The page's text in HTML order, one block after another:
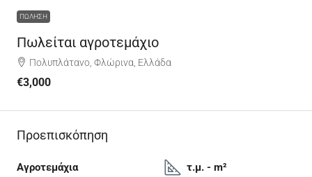
ΠΏΛΗΣΗ
Πωλείται αγροτεμάχιο
Πολυπλάτανο, Φλώρινα, Ελλάδα
€3,000
Προεπισκόπηση
Αγροτεμάχια
τ.μ. - m²